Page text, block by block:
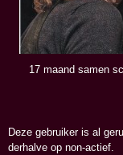
17 maand samen
Deze gebruiker is al
derhalve op non-actief.